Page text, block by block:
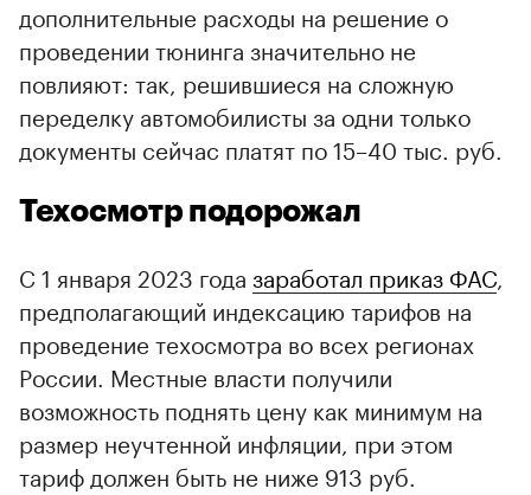
дополнительные расходы на решение о
проведении тюнинга значительно не
повлияют: так, решившиеся на сложную
переделку автомобилисты за одни только
документы сейчас платят по 15–40 тыс. руб.
Техосмотр подорожал
С 1 января 2023 года заработал приказ ФАС,
предполагающий индексацию тарифов на
проведение техосмотра во всех регионах
России. Местные власти получили
возможность поднять цену как минимум на
размер неучтенной инфляции, при этом
тариф должен быть не ниже 913 руб.